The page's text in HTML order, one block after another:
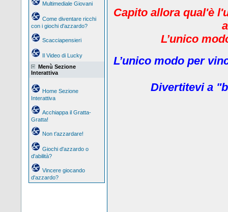
Multimediale Giovani
Come diventare ricchi
con i giochi d'azzardo?
Scacciapensieri
Il Video di Lucky
Menù Sezione
Interattiva
Home Sezione
Interattiva
Acchiappa il Gratta-
Gratta!
Non t'azzardare!
Giochi d'azzardo o
d'abilità?
Vincere giocando
d'azzardo?
Capito allora qual'è
L’unico
L’unico modo per
Divertitevi a